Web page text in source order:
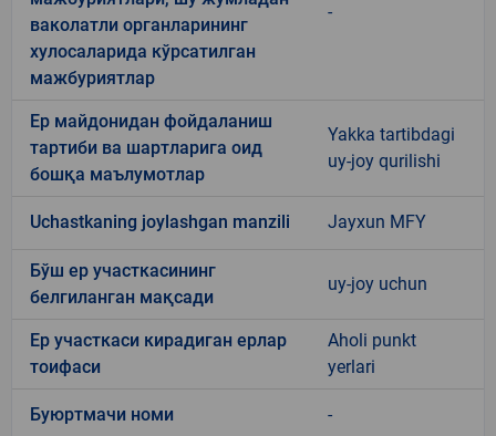
ваколатли органларининг
хулосаларида кўрсатилган
мажбуриятлар
-
Ер майдонидан фойдаланиш
тартиби ва шартларига оид
бошқа маълумотлар
Yakka tartibdagi
uy-joy qurilishi
Uchastkaning joylashgan manzili Jayxun MFY
Бўш ер участкасининг
белгиланган мақсади
uy-joy uchun
Ер участкаси кирадиган ерлар
тоифаси
Aholi punkt
yerlari
Буюртмачи номи -